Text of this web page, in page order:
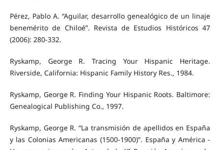
Pérez, Pablo A. “Aguilar, desarrollo genealógico de un linaje
benemérito de Chiloé”. Revista de Estudios Históricos 47
(2006): 280-332.
Ryskamp, George R. Tracing Your Hispanic Heritage.
Riverside, California: Hispanic Family History Res., 1984.
Ryskamp, George R. Finding Your Hispanic Roots. Baltimore:
Genealogical Publishing Co., 1997.
Ryskamp, George R. “La transmisión de apellidos en España
y las Colonias Americanas (1500-1900)”. España y América -